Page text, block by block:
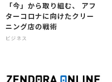
「今」から取り組む、 アフ
ターコロナに向けたクリー
ニング店の戦術
ビジネス